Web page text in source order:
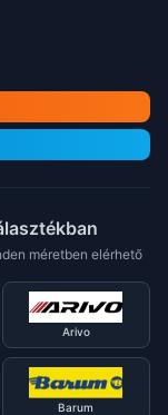
méretben elérhető
Arivo
Barum